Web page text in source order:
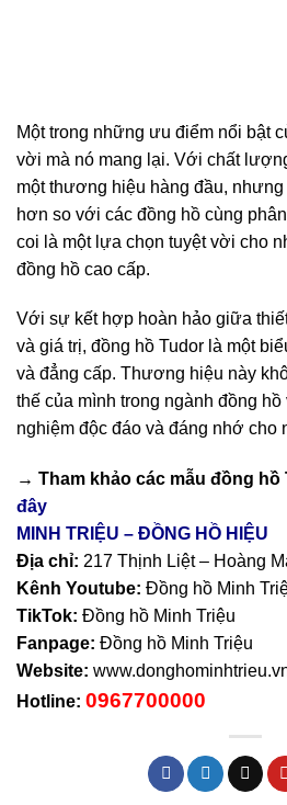
Một trong những ưu điểm nổi bật
vời mà nó mang lại. Với chất
một thương hiệu hàng đầu,
hơn so với các đồng hồ cùng
coi là một lựa chọn tuyệt vời cho
đồng hồ cao cấp.
Với sự kết hợp hoàn hảo giữa
và giá trị, đồng hồ Tudor là một
và đẳng cấp. Thương hiệu này
thế của mình trong ngành đồng
nghiệm độc đáo và đáng nhớ cho
→ Tham khảo các mẫu đồng hồ
đây
MINH TRIỆU – ĐỒNG HỒ HIỆU
Địa chỉ: 217 Thịnh Liệt – Hoàng
Kênh Youtube: Đồng hồ Minh
TikTok: Đồng hồ Minh Triệu
Fanpage: Đồng hồ Minh Triệu
Website:
Hotline: 0967700000